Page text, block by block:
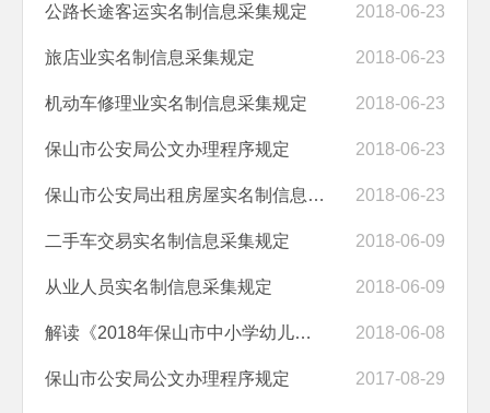
公路长途客运实名制信息采集规定 2018-06-23
旅店业实名制信息采集规定 2018-06-23
机动车修理业实名制信息采集规定 2018-06-23
保山市公安局公文办理程序规定 2018-06-23
保山市公安局出租房屋实名制信息采集规定 2018-06-23
二手车交易实名制信息采集规定 2018-06-09
从业人员实名制信息采集规定 2018-06-09
解读《2018年保山市中小学幼儿园“护校安园”行动实施方案》 2018-06-08
保山市公安局公文办理程序规定 2017-08-29